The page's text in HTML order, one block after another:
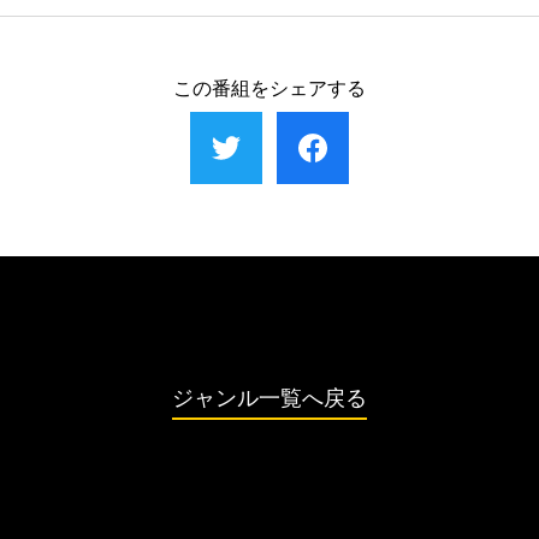
この番組をシェアする
ジャンル一覧へ戻る